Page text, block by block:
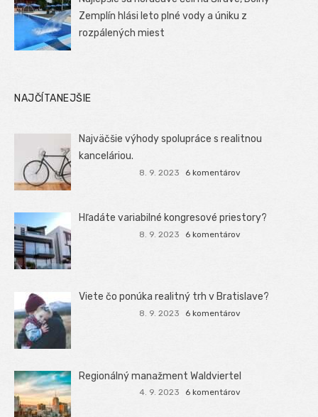
Zemplín hlási leto plné vody a úniku z
rozpálených miest
NAJČÍTANEJŠIE
Najväčšie výhody spolupráce s realitnou
kanceláriou.
8. 9. 2023 6 komentárov
Hľadáte variabilné kongresové priestory?
8. 9. 2023 6 komentárov
Viete čo ponúka realitný trh v Bratislave?
8. 9. 2023 6 komentárov
Regionálný manažment Waldviertel
4. 9. 2023 6 komentárov